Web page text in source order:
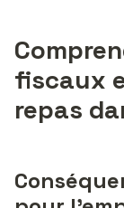
fiscaux
repas